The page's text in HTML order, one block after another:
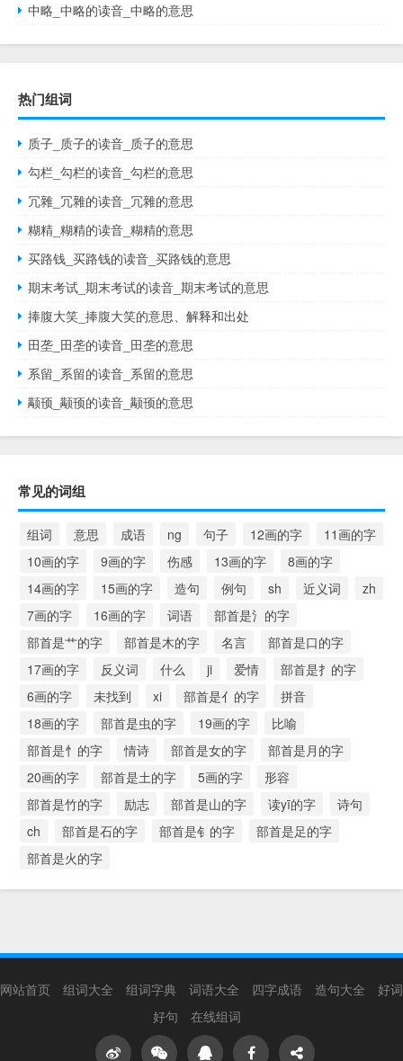
中略_中略的读音_中略的意思
热门组词
质子_质子的读音_质子的意思
勾栏_勾栏的读音_勾栏的意思
冗雜_冗雜的读音_冗雜的意思
糊精_糊精的读音_糊精的意思
买路钱_买路钱的读音_买路钱的意思
期末考试_期末考试的读音_期末考试的意思
捧腹大笑_捧腹大笑的意思、解释和出处
田垄_田垄的读音_田垄的意思
系留_系留的读音_系留的意思
颟顸_颟顸的读音_颟顸的意思
常见的词组
组词 意思 成语 ng 句子 12画的字
11画的字
10画的字
9画的字 伤感 13画的字
8画的字
14画的字
15画的字 造句 例句 sh 近义词
zh
7画的字
16画的字 词语
部首是氵的字
部首是艹的字
部首是木的字 名言
部首是口的字
17画的字
反义词 什么 ji 爱情
部首是扌的字
6画的字
未找到 xi 部首是亻的字
拼音
18画的字
部首是虫的字 19画的字
比喻
部首是忄的字
情诗 部首是女的字
部首是月的字
20画的字
部首是土的字 5画的字
形容
部首是竹的字
励志 部首是山的字 读yī的字
诗句
ch
部首是石的字 部首是钅的字
部首是足的字
部首是火的字
网站首页 组词大全 组词字典 词语大全 四字成语 造句大全
好词
好句
在线组词